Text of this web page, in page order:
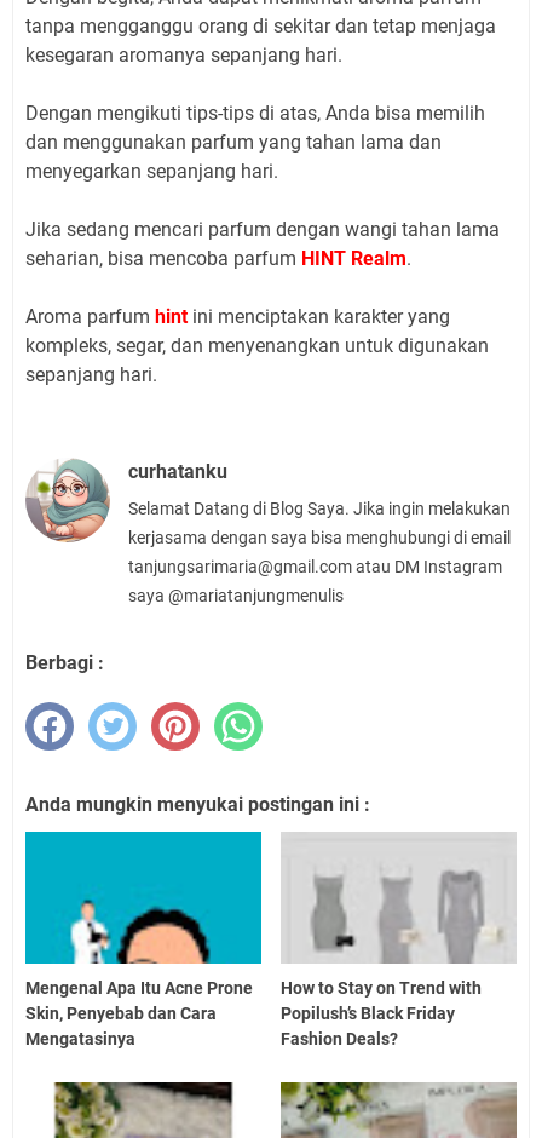
tanpa mengganggu orang di sekitar dan tetap menjaga
kesegaran aromanya sepanjang hari.
Dengan mengikuti tips-tips di atas, Anda bisa memilih
dan menggunakan parfum yang tahan lama dan
menyegarkan sepanjang hari.
Jika sedang mencari parfum dengan wangi tahan lama
seharian, bisa mencoba parfum HINT Realm.
Aroma parfum hintini menciptakan karakter yang
kompleks, segar, dan menyenangkan untuk digunakan
sepanjang hari.
curhatanku
Selamat Datang di Blog Saya. Jika ingin melakukan
kerjasama dengan saya bisa menghubungi di email
tanjungsarimaria@gmail.com atau DM Instagram
saya @mariatanjungmenulis
Berbagi :
Anda mungkin menyukai postingan ini :
Mengenal Apa Itu Acne Prone
Skin, Penyebab dan Cara
Mengatasinya
How to Stay on Trend with
Popilush’s Black Friday
Fashion Deals?